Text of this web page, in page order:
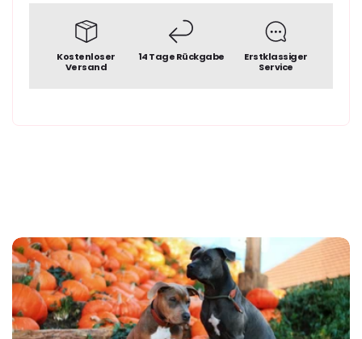
€62,95
Kostenloser
Versand
14 Tage Rückgabe
Erstklassiger
Service